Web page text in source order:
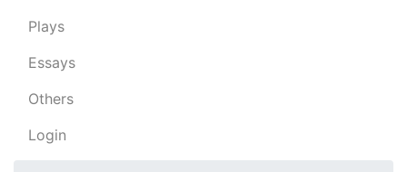
Plays
Essays
Others
Login